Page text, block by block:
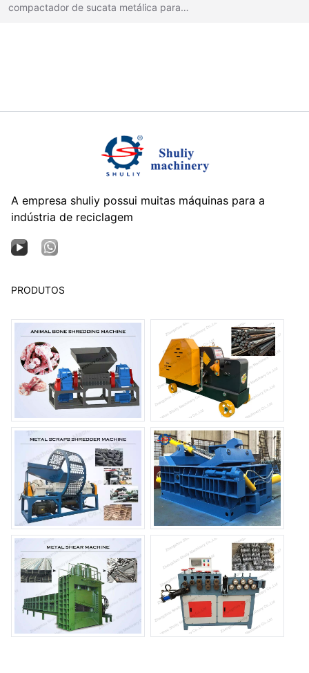
compactador de sucata metálica para…
A empresa shuliy possui muitas máquinas para a
indústria de reciclagem
PRODUTOS